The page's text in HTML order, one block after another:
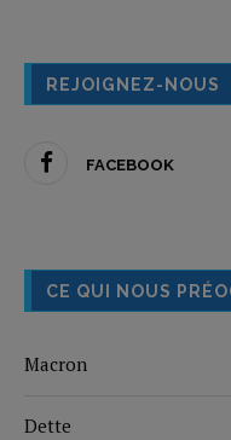
REJOIGNEZ-NOUS
FACEBOOK
CE QUI NOUS
Macron
Dette